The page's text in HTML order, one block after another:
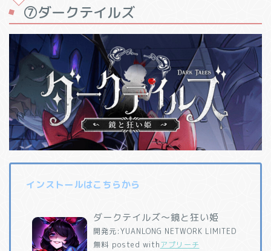
⑦ダークテイルズ
インストールはこちらから
ダークテイルズ～鏡と狂い姫
開発元:YUANLONG NETWORK LIMITED
無料 posted withアプリーチ